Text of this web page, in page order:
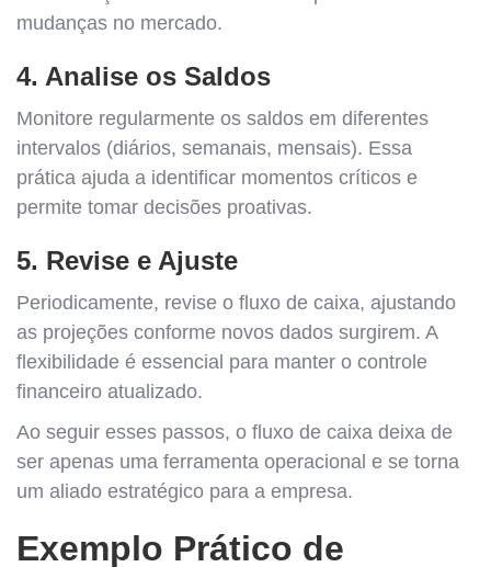
mudanças no mercado.
4. Analise os Saldos
Monitore regularmente os saldos em diferentes
intervalos (diários, semanais, mensais). Essa
prática ajuda a identificar momentos críticos e
permite tomar decisões proativas.
5. Revise e Ajuste
Periodicamente, revise o fluxo de caixa, ajustando
as projeções conforme novos dados surgirem. A
flexibilidade é essencial para manter o controle
financeiro atualizado.
Ao seguir esses passos, o fluxo de caixa deixa de
ser apenas uma ferramenta operacional e se torna
um aliado estratégico para a empresa.
Exemplo Prático de